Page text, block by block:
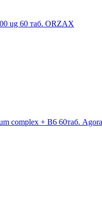
ug 60 таб. ORZAX